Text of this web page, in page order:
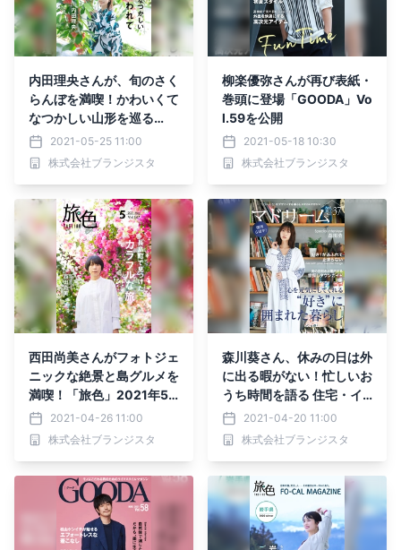
内田理央さんが、旬のさく
らんぼを満喫！かわいくて
なつかしい山形を巡る
「旅色」2021年6月号＆
動画公開
2021-05-25 11:00
株式会社ブランジスタ
柳楽優弥さんが再び表紙・
巻頭に登場「GOODA」Vo
l.59を公開
2021-05-18 10:30
株式会社ブランジスタ
西田尚美さんがフォトジェ
ニックな絶景と島グルメを
満喫！「旅色」2021年5
月号＆動画公開
2021-04-26 11:00
株式会社ブランジスタ
森川葵さん、休みの日は外
に出る暇がない！忙しいお
うち時間を語る 住宅・イ
ンテリア電子雑誌『マドリ
ーム』Vol.37公開
2021-04-20 11:00
株式会社ブランジスタ